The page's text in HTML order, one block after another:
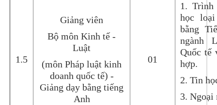
1.5
Giảng viên
Bộ môn Kinh tế -
Luật
(môn Pháp luật kinh
doanh quốc tế) -
Giảng dạy bằng tiếng
Anh
01
1.
học
bằng
ngành
Quốc tế
hợp.
2. Tin
3.